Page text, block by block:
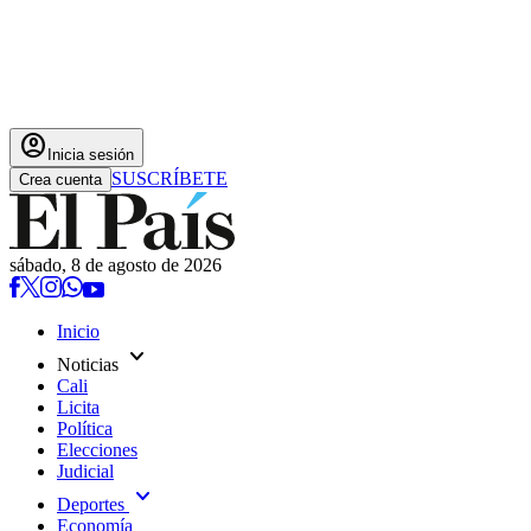
account_circle Inicia sesión
Crea cuenta SUSCRÍBETE
sábado, 8 de agosto de 2026
Inicio
Noticias expand_more
Cali
Licita
Política
Elecciones
Judicial
Deportes expand_more
Economía